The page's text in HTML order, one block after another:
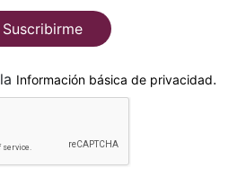
Suscribirme
He leido y acepto la Información básica de privacidad.